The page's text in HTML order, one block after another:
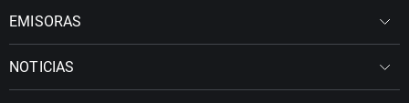
EMISORAS
NOTICIAS